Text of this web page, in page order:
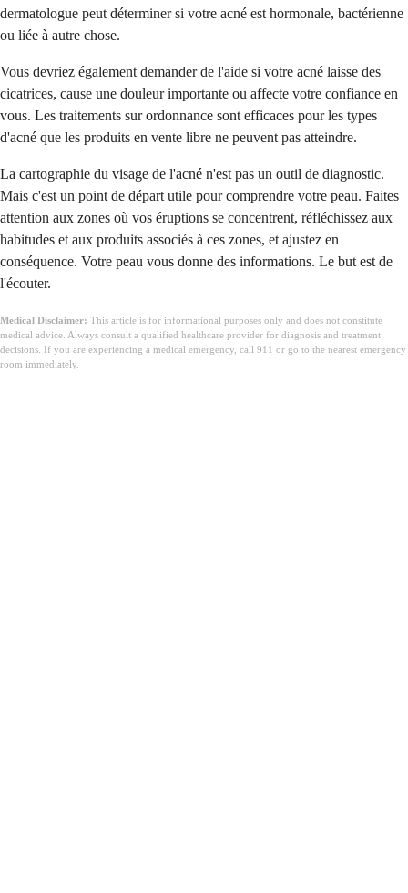
dermatologue peut déterminer si votre acné est hormonale, bactérienne
ou liée à autre chose.
Vous devriez également demander de l'aide si votre acné laisse des
cicatrices, cause une douleur importante ou affecte votre confiance en
vous. Les traitements sur ordonnance sont efficaces pour les types
d'acné que les produits en vente libre ne peuvent pas atteindre.
La cartographie du visage de l'acné n'est pas un outil de diagnostic.
Mais c'est un point de départ utile pour comprendre votre peau. Faites
attention aux zones où vos éruptions se concentrent, réfléchissez aux
habitudes et aux produits associés à ces zones, et ajustez en
conséquence. Votre peau vous donne des informations. Le but est de
l'écouter.
Medical Disclaimer: This article is for informational purposes only and does not constitute
medical advice. Always consult a qualified healthcare provider for diagnosis and treatment
decisions. If you are experiencing a medical emergency, call 911 or go to the nearest emergency
room immediately.